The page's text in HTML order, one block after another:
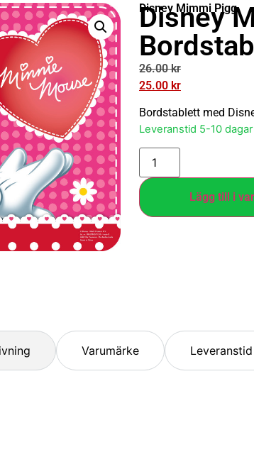
Disney Mimmi Pigg
Disney
26.00kr
25.00 kr
Bordstablett med
Leveranstid 5-10 dagar
Lägg till i
Varumärke